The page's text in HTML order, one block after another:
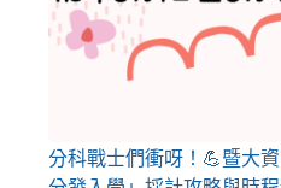
分科戰士們衝呀！💪暨大